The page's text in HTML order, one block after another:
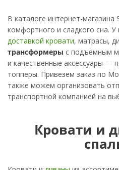
В каталоге интернет-магазина
комфортного и сладкого сна.
доставкой кровати, матрасы,
трансформеры с подъемным
и качественные аксессуары —
топперы. Привезем заказ по
также можем организовать
транспортной компанией на
Кровати и